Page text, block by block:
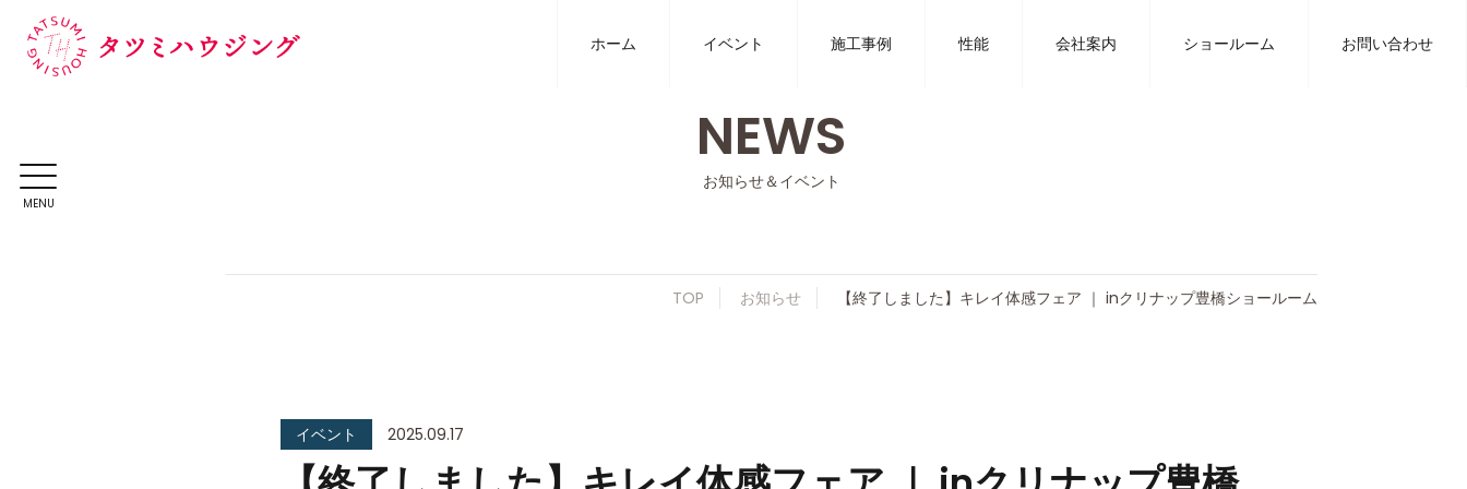
MENU
ホーム イベント 施工事例 性能 会社案内 ショールーム お問い合わせ
NEWS
お知らせ＆イベント
TOP お知らせ 【終了しました】キレイ体感フェア ｜ inクリナップ豊橋ショールーム
イベント 2025.09.17